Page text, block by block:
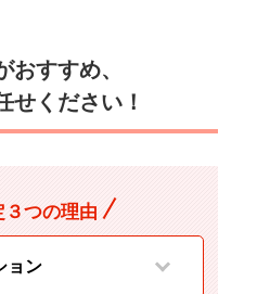
おすすめ、
せください！
３つの理由
ョン